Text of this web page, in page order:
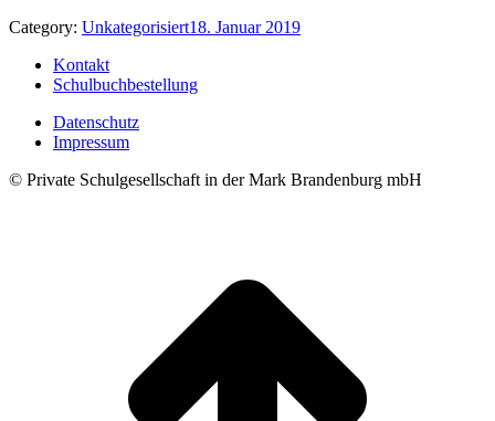
Category: Unkategorisiert18. Januar 2019
Kontakt
Schulbuchbestellung
Datenschutz
Impressum
© Private Schulgesellschaft in der Mark Brandenburg mbH